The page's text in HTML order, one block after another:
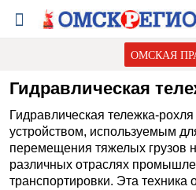
ОМСКАЯ
Гидравлическая
Гидравлическая тележка-
устройством, используемым
перемещения тяжелых грузов
различных отраслях
транспортировки. Эта техника